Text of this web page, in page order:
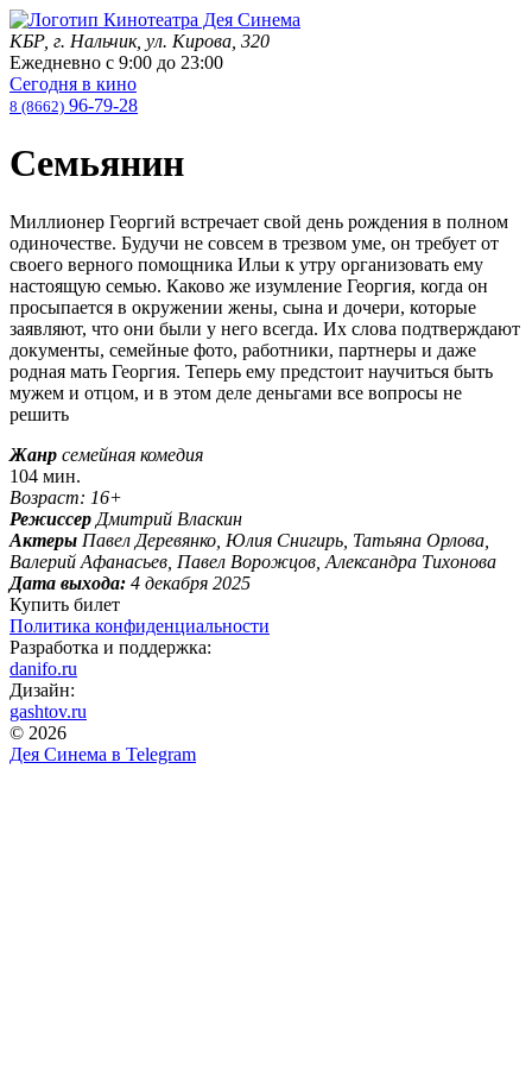
КБР, г. Нальчик, ул. Кирова, 320
Ежедневно с 9:00 до 23:00
Сегодня в кино
8 (8662) 96-79-28
Семьянин
Миллионер Георгий встречает свой день рождения в полном
одиночестве. Будучи не совсем в трезвом уме, он требует от
своего верного помощника Ильи к yтpy организовать ему
настоящую семью. Каково же изумление Георгия, когда он
просыпается в окружении жены, сына и дочери, которые
заявляют, что они были у него всегда. Их слова подтверждают
документы, семейные фото, работники, партнеры и даже
родная мать Георгия. Теперь ему предстоит научиться быть
мужем и отцом, и в этом деле деньгами все вопросы не
решить
Жанр семейная комедия
104 мин.
Возраст: 16+
Режиссер Дмитрий Власкин
Актеры Павел Деревянко, Юлия Снигирь, Татьяна Орлова,
Валерий Афанасьев, Павел Ворожцов, Александра Тихонова
Дата выхода: 4 декабря 2025
Купить билет
Политика конфиденциальности
Разработка и поддержка:
danifo.ru
Дизайн:
gashtov.ru
© 2026
Дея Синема в Telegram